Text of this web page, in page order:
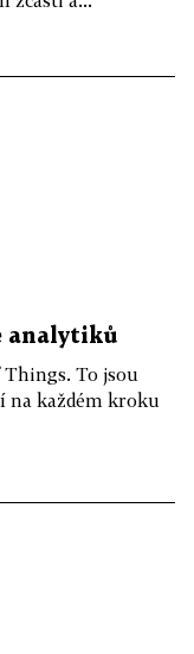
analytiků
To jsou
na každém kroku